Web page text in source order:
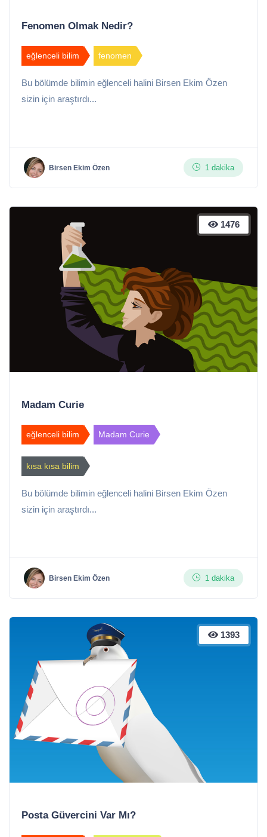
Fenomen Olmak Nedir?
eğlenceli bilim fenomen
Bu bölümde bilimin eğlenceli halini Birsen Ekim Özen
sizin için araştırdı...
Birsen Ekim Özen 1 dakika
1476
Madam Curie
eğlenceli bilim Madam Curie
kısa kısa bilim
Bu bölümde bilimin eğlenceli halini Birsen Ekim Özen
sizin için araştırdı...
Birsen Ekim Özen 1 dakika
1393
Posta Güvercini Var Mı?